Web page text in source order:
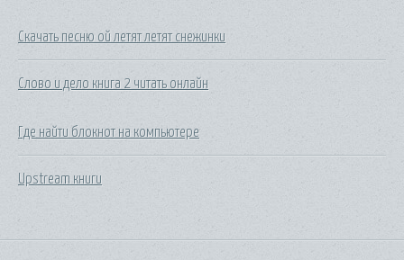
Скачать песню ой летят летят снежинки
Слово и дело книга 2 читать онлайн
Где найти блокнот на компьютере
Upstream книги